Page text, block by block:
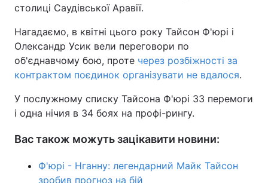
столиці Саудівської Аравії.
Нагадаємо, в квітні цього року Тайсон Ф'юрі і
Олександр Усик вели переговори по
об'єднавчому бою, проте через розбіжності за
контрактом поєдинок організувати не вдалося.
У послужному списку Тайсона Ф'юрі 33 перемоги
і одна нічия в 34 боях на профі-рингу.
Вас також можуть зацікавити новини:
Ф'юрі - Нганну: легендарний Майк Тайсон
зробив прогноз на бій